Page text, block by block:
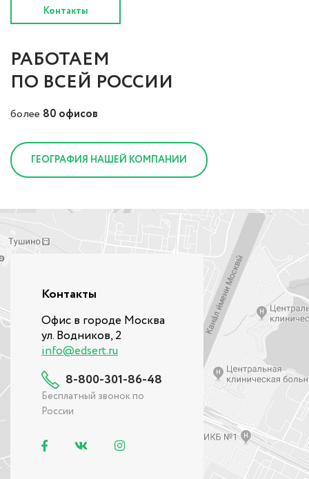
Контакты
РАБОТАЕМ
ПО ВСЕЙ РОССИИ
более 80 офисов
ГЕОГРАФИЯ НАШЕЙ КОМПАНИИ
Контакты
Офис в городе Москва
ул. Водников, 2
info@edsert.ru
8-800-301-86-48
Бесплатный звонок по
России